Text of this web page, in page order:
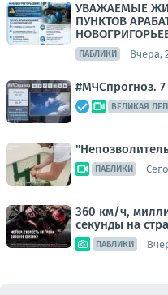
УВАЖАЕМЫЕ
ПУНКТОВ
ПАБЛИКИ Вчера,
#МЧСпрогноз. 7
ВЕЛИКАЯ
ПАБЛИКИ
360 км/ч,
секунды на
ПАБЛИКИ